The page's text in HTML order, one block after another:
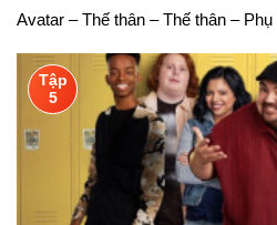
Avatar – Thế thân – Thế thân –
Tập
5